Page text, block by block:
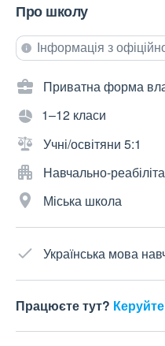
Про школу
Інформація з
Приватна форма
1–12 класи
Учні/освітяни 5:1
Навчально-
Міська школа
Українська мова
Працюєте тут?